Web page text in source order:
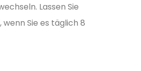
Lassen Sie
Sie es täglich 8